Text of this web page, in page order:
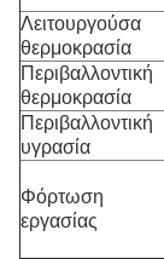
Λειτουργούσα
θερμοκρασία
Περιβαλλοντική
θερμοκρασία
Περιβαλλοντική
υγρασία
Φόρτωση
εργασίας